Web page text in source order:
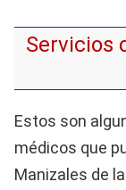
Servicios
Estos son
médicos que
Manizales de